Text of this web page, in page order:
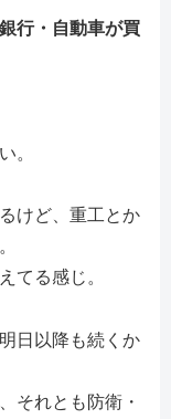
行・自動車が買
。
けど、重工とか
てる感じ。
日以降も続くか
それとも防衛・